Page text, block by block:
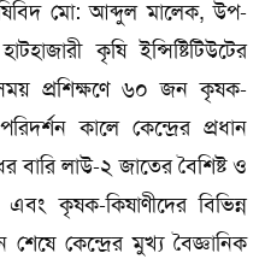
মো: আব্দুল মালেক, উপ-
কৃষি ইন্সিষ্টিটিউটের
প্রশিক্ষণে ৬০ জন কৃষক-
কালে কেন্দ্রের প্রধান
বারি লাউ-২ জাতের বৈশিষ্ট ও
কৃষক-কিষাণীদের বিভিন্ন
কেন্দ্রের মুখ্য বৈজ্ঞানিক